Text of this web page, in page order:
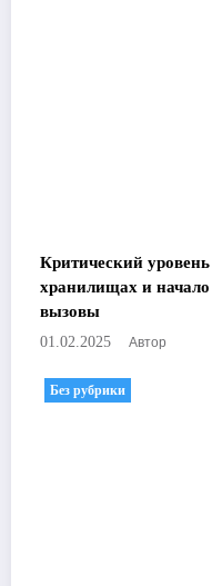
Критический
хранилищах и
вызовы
01.02.2025 Автор
Без рубрики